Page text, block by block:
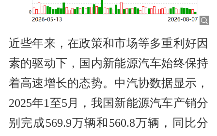
近些年来，在政策和市场等多重利好因
素的驱动下，国内新能源汽车始终保持
着高速增长的态势。中汽协数据显示，
2025年1至5月，我国新能源汽车产销分
别完成569.9万辆和560.8万辆，同比分